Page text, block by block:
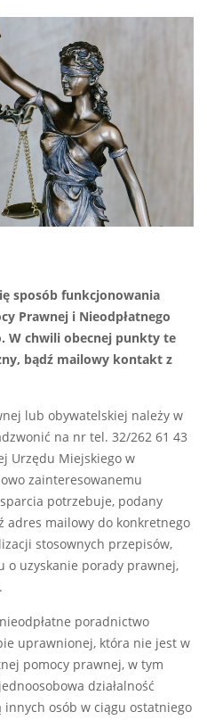
sposób funkcjonowania
Prawnej i Nieodpłatnego
W chwili obecnej punkty te
bądź mailowy kontakt z
lub obywatelskiej należy w
na nr tel. 32/262 61 43
Urzędu Miejskiego w
zainteresowanemu
potrzebuje, podany
adres mailowy do konkretnego
stosownych przepisów,
o uzyskanie porady prawnej,
poradnictwo
uprawnionej, która nie jest w
pomocy prawnej, w tym
działalność
osób w ciągu ostatniego